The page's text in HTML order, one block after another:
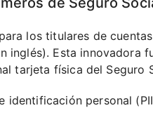
los titulares de
inglés). Esta innovadora
tarjeta física del Seguro
identificación personal